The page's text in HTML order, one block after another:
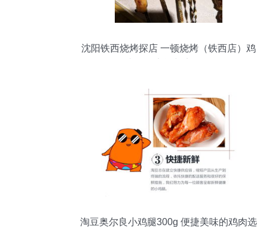
沈阳铁西烧烤探店 一顿烧烤（铁西店）鸡
淘豆奥尔良小鸡腿300g 便捷美味的鸡肉选